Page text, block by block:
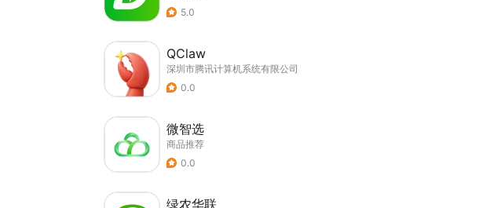
5.0
QClaw
深圳市腾讯计算机系统有限公司
0.0
微智选
商品推荐
0.0
绿农华联